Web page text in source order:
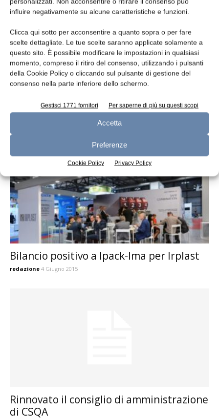
influire negativamente su alcune caratteristiche e funzioni.
Clicca qui sotto per acconsentire a quanto sopra o per fare
scelte dettagliate. Le tue scelte saranno applicate solamente a
questo sito. È possibile modificare le impostazioni in qualsiasi
momento, compreso il ritiro del consenso, utilizzando i pulsanti
della Cookie Policy o cliccando sul pulsante di gestione del
consenso nella parte inferiore dello schermo.
Gestisci 1771 fornitori Per saperne di più su questi scopi
Accetta
Preferenze
Cookie Policy Privacy Policy
Debutto internazionale per Dairytech
Bilancio positivo a Ipack-Ima per Irplast
redazione 4 Giugno 2015
Rinnovato il consiglio di amministrazione
di CSQA